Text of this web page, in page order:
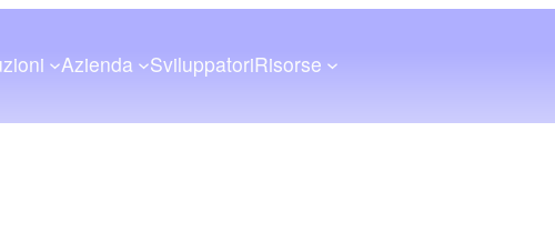
Azienda SviluppatoriRisorse